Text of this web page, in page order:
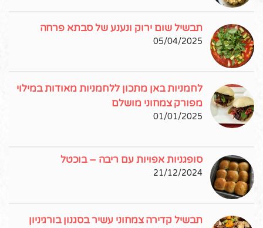
תבשיל שום ירוק ונענע של סבתא פרחה
05/04/2025
לחמניות באן מתכון ללחמניות מאודות במילוי
מפורק צמחוני מושלם
01/01/2025
סופגניות אפויות עם ריבה – בוכטל
21/12/2024
תבשיל קדירה צמחוני עשיר בסגנון בורגיניון